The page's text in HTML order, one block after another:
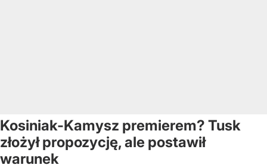
Kosiniak-Kamysz premierem? Tusk
złożył propozycję, ale postawił
warunek